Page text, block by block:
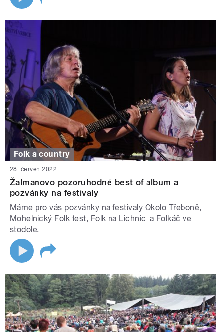
Folk a country
28. červen 2022
Žalmanovo pozoruhodné best of album a
pozvánky na festivaly
Máme pro vás pozvánky na festivaly Okolo Třeboně,
Mohelnický Folk fest, Folk na Lichnici a Folkáč ve
stodole.